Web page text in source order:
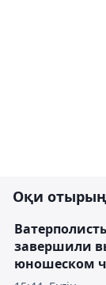
Оқи
завершили
юношеском